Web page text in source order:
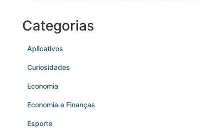
Categorias
Aplicativos
Curiosidades
Economia
Economia e Finanças
Esporte